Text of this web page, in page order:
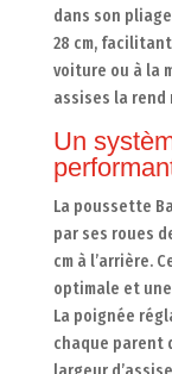
dans son
28 cm,
voiture ou à la
assises la rend
Un
La poussette
par ses roues
cm à l’arrière.
optimale et
La poignée
chaque parent